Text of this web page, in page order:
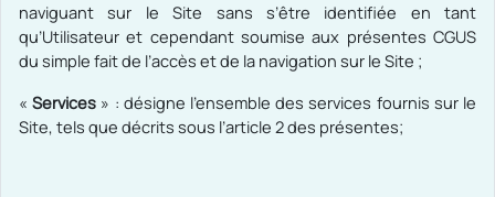
naviguant sur le Site sans s’être identifiée en tant
qu’Utilisateuret cependant soumise aux présentes CGUS
du simple fait de l’accès et de la navigation sur le Site ;
«Services » : désigne l’ensemble des services fournis sur le
Site, tels que décrits sous l’article 2 des présentes;